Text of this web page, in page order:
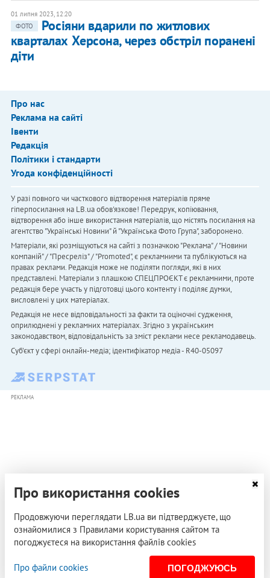
01 липня 2023, 12:20
ФОТО
Росіяни вдарили по житлових
кварталах Херсона, через обстріл поранені
діти
Про нас
Реклама на сайті
Івенти
Редакція
Політики і стандарти
Угода конфіденційності
У разі повного чи часткового відтворення матеріалів пряме
гіперпосилання на LB.ua обов'язкове! Передрук, копіювання,
відтворення або інше використання матеріалів, що містять посилання на
агентство "Українськi Новини" й "Українська Фото Група", заборонено.
Матеріали, які розміщуються на сайті з позначкою "Реклама" / "Новини
компаній" / "Пресреліз" / "Promoted", є рекламними та публікуються на
правах реклами. Редакція може не поділяти погляди, які в них
представлені. Матеріали з плашкою СПЕЦПРОЄКТ є рекламними, проте
редакція бере участь у підготовці цього контенту і поділяє думки,
висловлені у цих матеріалах.
Редакція не несе відповідальності за факти та оціночні судження,
оприлюднені у рекламних матеріалах. Згідно з українським
законодавством, відповідальність за зміст реклами несе рекламодавець.
Cуб'єкт у сфері онлайн-медіа; ідентифікатор медіа - R40-05097
РЕКЛАМА
Про використання cookies
Продовжуючи переглядати LB.ua ви підтверджуєте, що
ознайомилися з Правилами користування сайтом та
погоджуєтеся на використання файлів cookies
Про файли cookies ПОГОДЖУЮСЬ